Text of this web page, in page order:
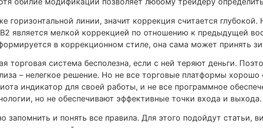
горизонтальной линии, значит коррекция считается
В2 является мелкой коррекцией по отношению к предыдущей
в коррекционном стиле, она сама может принять
торговая система бесполезна, если с ней теряют деньги.
– нелегкое решение. Но не все торговые платформы
индикатор для своей работы, и не все программное
но не обеспечивают эффективные точки входа и выхода.
запомнить и понять все правила. Для этого подойдут статьи,